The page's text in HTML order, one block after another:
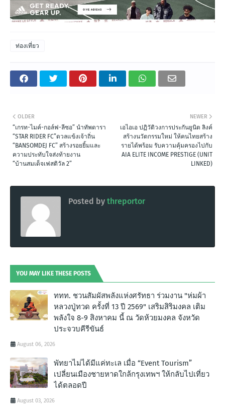
ท่องเที่ยว
NEWER
เอไอเอ ปฏิวัติวงการประกันยูนิต ลิงค์
สร้างนวัตกรรมใหม่ ให้คนไทยสร้าง
รายได้พร้อม รับความคุ้มครองไปกับ
AIA ELITE INCOME PRESTIGE (UNIT
LINKED)
OLDER
“เกรท-ไมค์-กอล์ฟ-ลีซอ” นำทัพดารา
“STAR RIDER FC”ดวลแข้งเจ้าถิ่น
“BANSOMDEJ FC” สร้างรอยยิ้มและ
ความประทับใจส่งท้ายงาน
“บ้านสมเด็จเฟสติวัล 2”
Posted by threportor
YOU MAY LIKE THESE POSTS
ททท. ชวนสัมผัสพลังแห่งศรัทธา ร่วมงาน "ห่มผ้า
หลวงปู่ทวด ครั้งที่ 13 ปี 2569" เสริมสิริมงคล เติม
พลังใจ 8-9 สิงหาคม นี้ ณ วัดห้วยมงคล จังหวัด
ประจวบคีรีขันธ์
August 06, 2026
พัทยาไม่ได้มีแค่ทะเล เมื่อ “Event Tourism”
เปลี่ยนเมืองชายหาดใกล้กรุงเทพฯ ให้กลับไปเที่ยว
ได้ตลอดปี
August 03, 2026